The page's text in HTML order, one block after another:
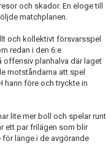
och skador. En eloge till
matchplanen.
och kollektivt försvarsspel
redan i den 6:e
offensiv planhalva där laget
motståndarna att spel
hann före och tryckte in
lite mer boll och spelar runt
ett par frilägen som blir
länge i de avgörande